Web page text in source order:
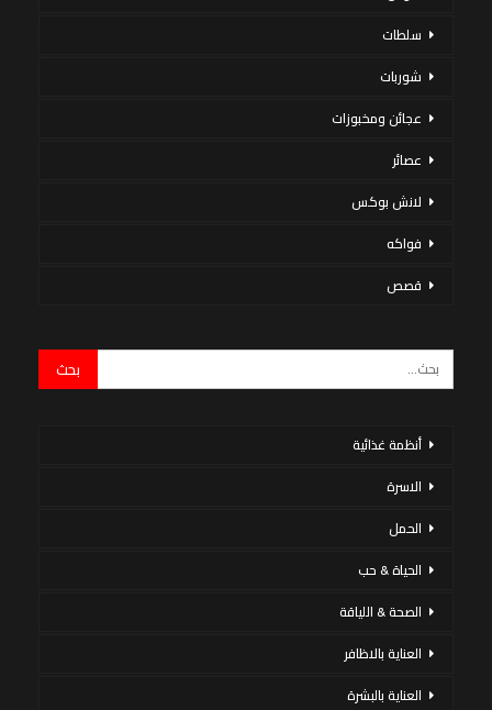
سلطات
شوربات
عجائن ومخبوزات
عصائر
لانش بوكس
فواكه
قصص
أنظمة غذائية
الاسرة
الحمل
الحياة & حب
الصحة & اللياقة
العناية بالاظافر
العناية بالبشرة